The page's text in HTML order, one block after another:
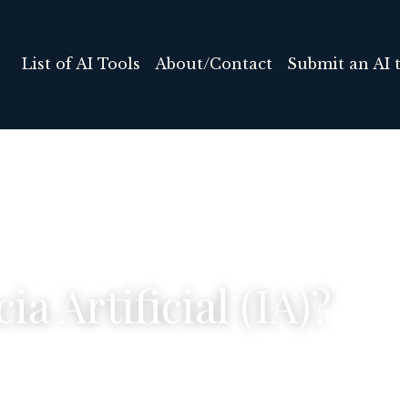
List of AI Tools About/Contact Submit an AI
Artificial (IA)?